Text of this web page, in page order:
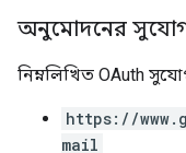
অনুমোদনের
নিম্নলিখিত OAuth
https://
mail